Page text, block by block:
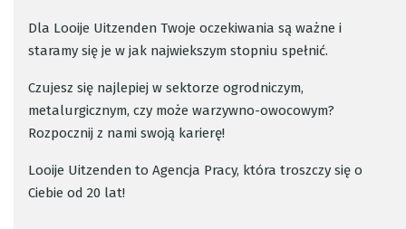
Dla Looije Uitzenden Twoje oczekiwania są ważne i
staramy się je w jak najwiekszym stopniu spełnić.
Czujesz się najlepiej w sektorze ogrodniczym,
metalurgicznym, czy może warzywno-owocowym?
Rozpocznij z nami swoją karierę!
Looije Uitzenden to Agencja Pracy, która troszczy się o
Ciebie od 20 lat!